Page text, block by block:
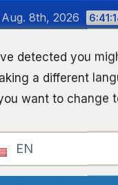
Aug. 8th, 2026
Bad
für Bad
detected you
a different
want to change
EN